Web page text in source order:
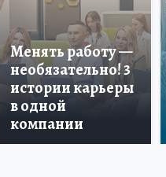
Менять работу —
необязательно! 3
истории карьеры
в одной
компании